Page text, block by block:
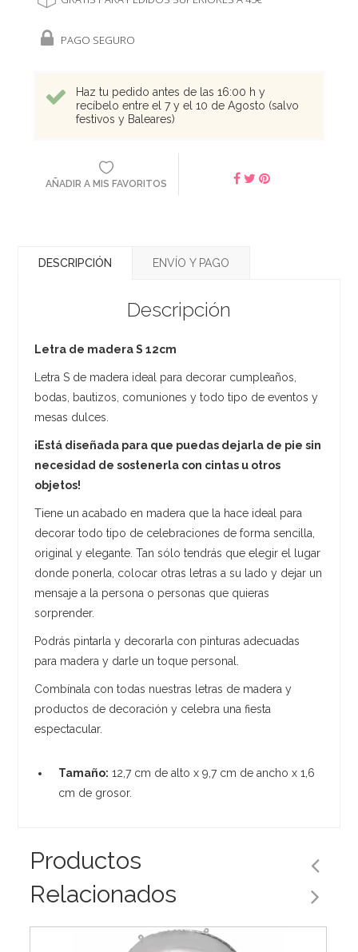
PAGO SEGURO
Haz tu pedido antes de las 16:00 h y
recíbelo entre el 7 y el 10 de Agosto (salvo
festivos y Baleares)
AÑADIR A MIS FAVORITOS
DESCRIPCIÓN ENVÍO Y PAGO
Descripción
Letra de madera S 12cm
Letra S de madera ideal para decorar cumpleaños,
bodas, bautizos, comuniones y todo tipo de eventos y
mesas dulces.
¡Está diseñada para que puedas dejarla de pie sin
necesidad de sostenerla con cintas u otros
objetos!
Tiene un acabado en madera que la hace ideal para
decorar todo tipo de celebraciones de forma sencilla,
original y elegante. Tan sólo tendrás que elegir el lugar
donde ponerla, colocar otras letras a su lado y dejar un
mensaje a la persona o personas que quieras
sorprender.
Podrás pintarla y decorarla con pinturas adecuadas
para madera y darle un toque personal.
Combínala con todas nuestras letras de madera y
productos de decoración y celebra una fiesta
espectacular.
Tamaño: 12,7 cm de alto x 9,7 cm de ancho x 1,6
cm de grosor.
Productos
Relacionados